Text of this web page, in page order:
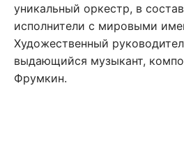
уникальный оркестр, в
исполнители с мировыми
Художественный
выдающийся музыкант,
Фрумкин.